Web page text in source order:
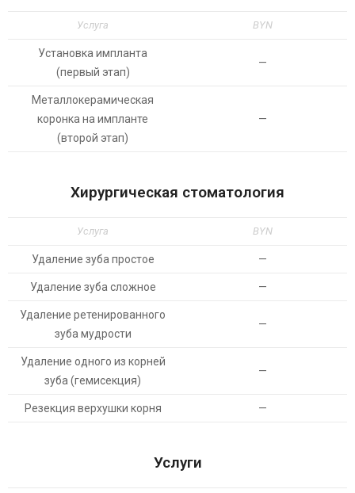
Услуга BYN
Установка импланта
(первый этап)
—
Металлокерамическая
коронка на импланте
(второй этап)
—
Хирургическая стоматология
Услуга BYN
Удаление зуба простое —
Удаление зуба сложное —
Удаление ретенированного
зуба мудрости
—
Удаление одного из корней
зуба (гемисекция)
—
Резекция верхушки корня —
Услуги